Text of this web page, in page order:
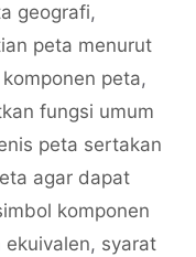
geografi,
peta menurut
peta,
fungsi umum
peta sertakan
agar dapat
komponen
ekuivalen, syarat